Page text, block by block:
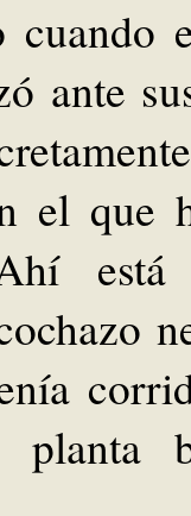
cuando
ante
el que
está
planta